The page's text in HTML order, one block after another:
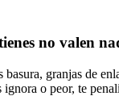
no valen
granjas de
o peor, te